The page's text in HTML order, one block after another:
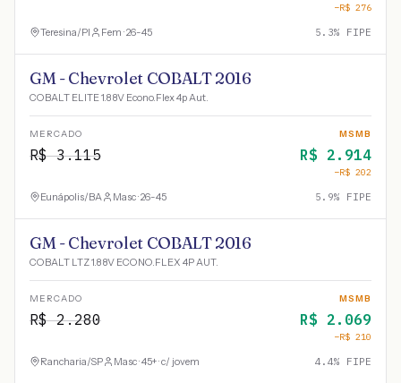
−R$ 276
Teresina/PI Fem · 26-45 5.3% FIPE
GM - Chevrolet COBALT 2016
COBALT ELITE 1.8 8V Econo.Flex 4p Aut.
MERCADO
R$3.115
MSMB
R$ 2.914
−R$ 202
Eunápolis/BA Masc · 26-45 5.9% FIPE
GM - Chevrolet COBALT 2016
COBALT LTZ 1.8 8V ECONO.FLEX 4P AUT.
MERCADO
R$2.280
MSMB
R$ 2.069
−R$ 210
Rancharia/SP Masc · 45+ · c/ jovem 4.4% FIPE